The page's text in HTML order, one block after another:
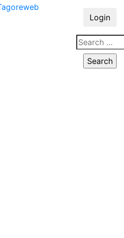
Login